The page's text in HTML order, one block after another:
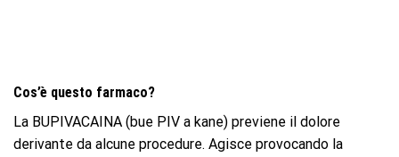
Cos’è questo farmaco?
La BUPIVACAINA (bue PIV a kane) previene il dolore
derivante da alcune procedure. Agisce provocando la